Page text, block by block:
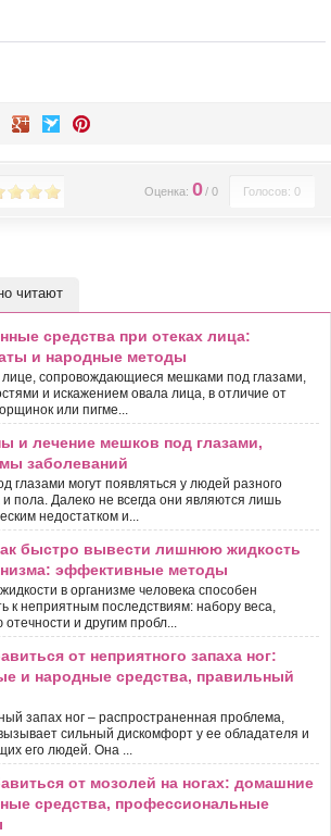
Голосов: 0
Оценка: 0/ 0
читают
средства при отеках лица:
и народные методы
лице, сопровождающиеся мешками под глазами,
и искажением овала лица, в отличие от
или пигме...
и лечение мешков под глазами,
заболеваний
глазами могут появляться у людей разного
и пола. Далеко не всегда они являются лишь
недостатком и...
быстро вывести лишнюю жидкость
эффективные методы
в организме человека способен
к неприятным последствиям: набору веса,
отечности и другим пробл...
от неприятного запаха ног:
и народные средства, правильный
запах ног – распространенная проблема,
сильный дискомфорт у ее обладателя и
его людей. Она ...
от мозолей на ногах: домашние
средства, профессиональные